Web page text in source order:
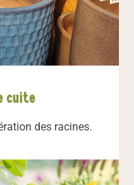
cuite
des racines.